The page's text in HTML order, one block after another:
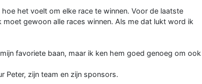
het voelt om elke race te winnen. Voor de laatste
moet gewoon alle races winnen. Als me dat lukt word ik
favoriete baan, maar ik ken hem goed genoeg om ook
Peter, zijn team en zijn sponsors.